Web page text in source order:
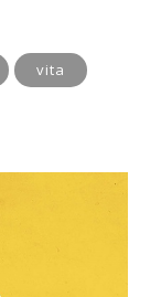
di
vi
vita